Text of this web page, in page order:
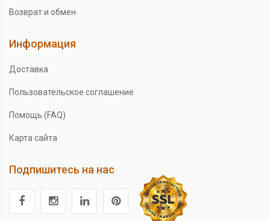
Возврат и обмен
Информация
Доставка
Пользовательское соглашение
Помощь (FAQ)
Карта сайта
Подпишитесь на нас